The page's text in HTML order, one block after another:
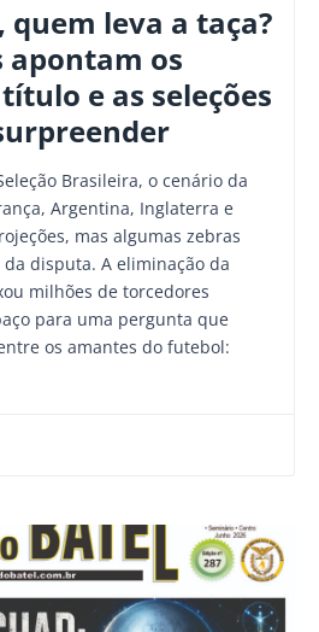
quem leva a taça?
apontam os
e as seleções
Brasileira, o cenário da
Argentina, Inglaterra e
mas algumas zebras
disputa. A eliminação da
milhões de torcedores
para uma pergunta que
os amantes do futebol: